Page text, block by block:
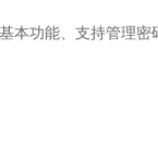
本功能、支持管理密